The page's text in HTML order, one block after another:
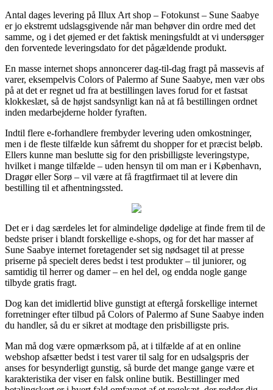
Antal dages levering på Illux Art shop – Fotokunst – Sune Saabye
er jo ekstremt udslagsgivende når man behøver din ordre med det
samme, og i det øjemed er det faktisk meningsfuldt at vi undersøger
den forventede leveringsdato for det pågældende produkt.
En masse internet shops annoncerer dag-til-dag fragt på massevis af
varer, eksempelvis Colors of Palermo af Sune Saabye, men vær obs
på at det er regnet ud fra at bestillingen laves forud for et fastsat
klokkeslæt, så de højst sandsynligt kan nå at få bestillingen ordnet
inden medarbejderne holder fyraften.
Indtil flere e-forhandlere frembyder levering uden omkostninger,
men i de fleste tilfælde kun såfremt du shopper for et præcist beløb.
Ellers kunne man beslutte sig for den prisbilligste leveringstype,
hvilket i mange tilfælde – uden hensyn til om man er i København,
Dragør eller Sorø – vil være at få fragtfirmaet til at levere din
bestilling til et afhentningssted.
Det er i dag særdeles let for almindelige dødelige at finde frem til de
bedste priser i blandt forskellige e-shops, og for det har masser af
Sune Saabye internet foretagender set sig nødsaget til at presse
priserne på specielt deres bedst i test produkter – til juniorer, og
samtidig til herrer og damer – en hel del, og endda nogle gange
tilbyde gratis fragt.
Dog kan det imidlertid blive gunstigt at eftergå forskellige internet
forretninger efter tilbud på Colors of Palermo af Sune Saabye inden
du handler, så du er sikret at modtage den prisbilligste pris.
Man må dog være opmærksom på, at i tilfælde af at en online
webshop afsætter bedst i test varer til salg for en udsalgspris der
anses for besynderligt gunstig, så burde det mange gange være et
karakteristika der viser en falsk online butik. Bestillinger med